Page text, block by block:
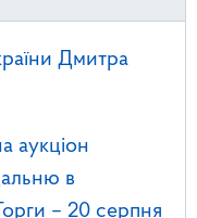
Дмитра
аукціон
в
– 20 серпня